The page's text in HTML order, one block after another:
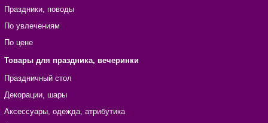
Праздники, поводы
По увлечениям
По цене
Товары для праздника, вечеринки
Праздничный стол
Декорации, шары
Аксессуары, одежда, атрибутика